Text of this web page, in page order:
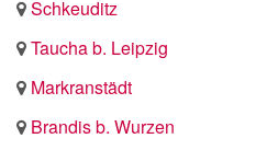
Schkeuditz
Taucha b. Leipzig
Markranstädt
Brandis b. Wurzen